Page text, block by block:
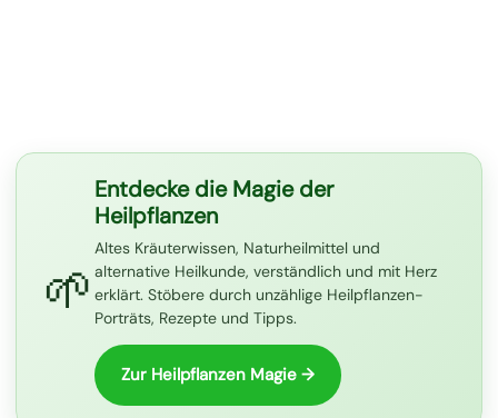
🌱
Entdecke die Magie der
Heilpflanzen
Altes Kräuterwissen, Naturheilmittel und
alternative Heilkunde, verständlich und mit Herz
erklärt. Stöbere durch unzählige Heilpflanzen-
Porträts, Rezepte und Tipps.
Zur Heilpflanzen Magie →